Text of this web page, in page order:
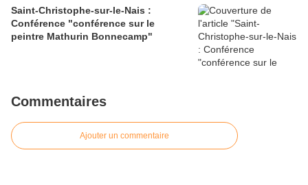
Saint-Christophe-sur-le-Nais :
Conférence "conférence sur le
peintre Mathurin Bonnecamp"
Commentaires
Ajouter un commentaire